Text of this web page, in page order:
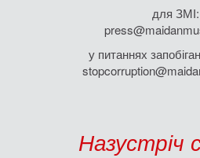
для ЗМІ:
у питаннях
Назустріч